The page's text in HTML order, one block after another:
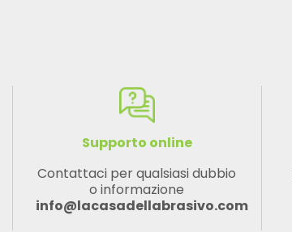
Supporto online
Contattaci per qualsiasi dubbio
o informazione
info@lacasadellabrasivo.com